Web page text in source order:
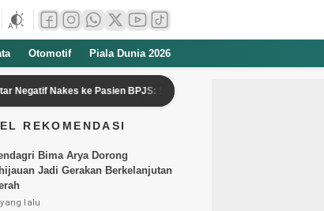
Otomotif Piala Dunia 2026
ke Pasien BPJS: Sistem Kesehatan Perlu Dibenahi
REKOMENDASI
Bima Arya Dorong
Jadi Gerakan Berkelanjutan
lalu